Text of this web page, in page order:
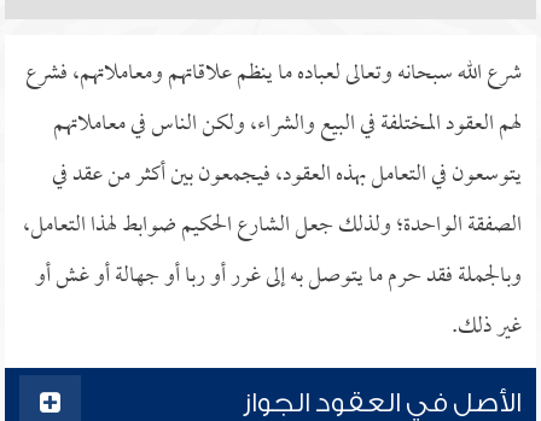
شرع الله سبحانه وتعالى لعباده ما ينظم علاقاتهم ومعاملاتهم، فشرع
لهم العقود المختلفة في البيع والشراء، ولكن الناس في معاملاتهم
يتوسعون في التعامل بهذه العقود، فيجمعون بين أكثر من عقد في
الصفقة الواحدة؛ ولذلك جعل الشارع الحكيم ضوابط لهذا التعامل،
وبالجملة فقد حرم ما يتوصل به إلى غرر أو ربا أو جهالة أو غش أو
غير ذلك.
الأصل في العقود الجواز